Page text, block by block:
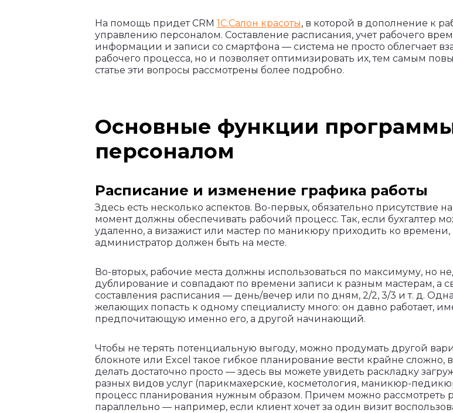
На помощь придет CRM 1С:Салон красоты, в которой в дополнение к
управлению персоналом. Составление расписания, учет рабочего
информации и записи со смартфона — система не просто облегчает
рабочего процесса, но и позволяет оптимизировать их, тем самым
статье эти вопросы рассмотрены более подробно.
Основные функции
персоналом
Расписание и изменение графика работы
Здесь есть несколько аспектов. Во-первых, обязательно присутствие
момент должны обеспечивать рабочий процесс. Так, если бухгалтер
удаленно, а визажист или мастер по маникюру приходить ко времени,
администратор должен быть на месте.
Во-вторых, рабочие места должны использоваться по максимуму, но
дублирование и совпадают по времени записи к разным мастерам, а
составления расписания — день/вечер или по дням, 2/2, 3/3 и т. д.
желающих попасть к одному специалисту много: он давно работает,
предпочитающую именно его, а другой начинающий.
Чтобы не терять потенциальную выгоду, можно продумать другой
блокноте или Excel такое гибкое планирование вести крайне сложно,
делать достаточно просто — здесь вы можете увидеть раскладку
разных видов услуг (парикмахерские, косметология, маникюр-
процесс планирования нужным образом. Причем можно рассмотреть
параллельно — например, если клиент хочет за один визит